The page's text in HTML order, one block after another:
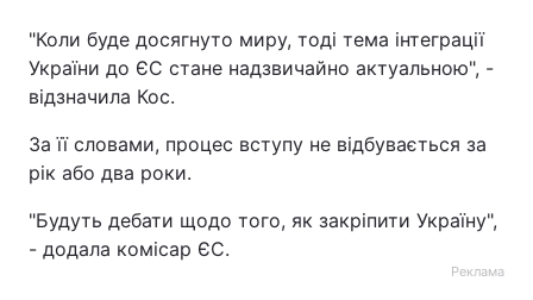
"Коли буде досягнуто миру, тоді тема інтеграції
України до ЄС стане надзвичайно актуальною", -
відзначила Кос.
За її словами, процес вступу не відбувається за
рік або два роки.
"Будуть дебати щодо того, як закріпити Україну",
- додала комісар ЄС.
Реклама